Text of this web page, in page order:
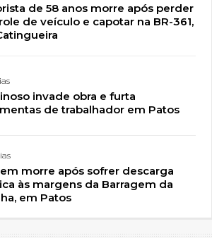
de 58 anos morre após perder
de veículo e capotar na BR-361,
invade obra e furta
de trabalhador em Patos
morre após sofrer descarga
às margens da Barragem da
em Patos